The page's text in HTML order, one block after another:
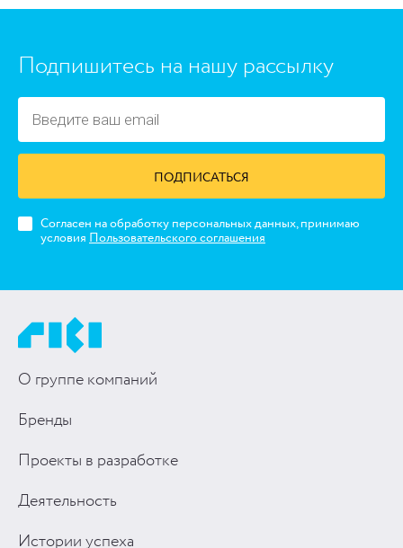
Подпишитесь на нашу рассылку
ПОДПИСАТЬСЯ
Согласен на обработку персональных данных, принимаю
условия Пользовательского соглашения
О группе компаний
Бренды
Проекты в разработке
Деятельность
Истории успеха